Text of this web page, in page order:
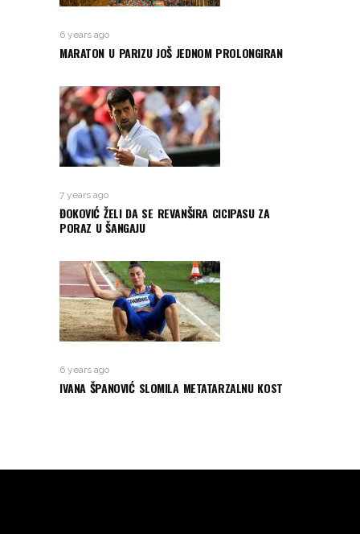
6 years ago
MARATON U PARIZU JOŠ JEDNOM PROLONGIRAN
7 years ago
ĐOKOVIĆ ŽELI DA SE REVANŠIRA CICIPASU ZA
PORAZ U ŠANGAJU
6 years ago
IVANA ŠPANOVIĆ SLOMILA METATARZALNU KOST